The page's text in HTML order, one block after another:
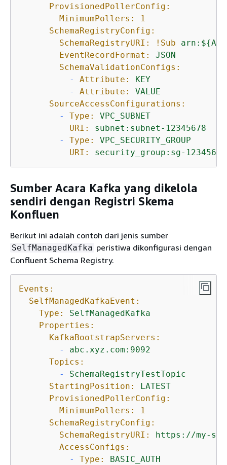
ProvisionedPollerConfig:
MinimumPollers:
1
SchemaRegistryConfig:
SchemaRegistryURI:
!Sub arn:${
EventRecordFormat:
JSON
SchemaValidationConfigs:
-
Attribute:
KEY
-
Attribute:
VALUE
SourceAccessConfigurations:
-
Type:
VPC_SUBNET
URI:
subnet:subnet-12345678
-
Type:
VPC_SECURITY_GROUP
URI:
security_group:sg-12345678
Sumber Acara Kafka yang dikelola
sendiri dengan Registri Skema
Konfluen
Berikut ini adalah contoh dari jenis sumber
SelfManagedKafka peristiwa dikonfigurasi dengan
Confluent Schema Registry.
Events:
SelfManagedKafkaEvent:
Type:
SelfManagedKafka
Properties:
KafkaBootstrapServers:
-
abc.xyz.com:9092
Topics:
-
SchemaRegistryTestTopic
StartingPosition:
LATEST
ProvisionedPollerConfig:
MinimumPollers:
1
SchemaRegistryConfig:
SchemaRegistryURI:
https://my-
AccessConfigs:
-
Type:
BASIC_AUTH